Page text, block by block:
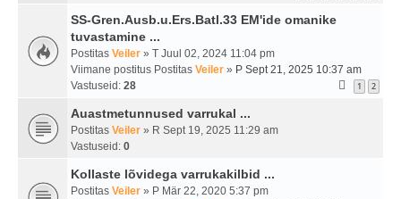
SS-Gren.Ausb.u.Ers.Batl.33 EM'ide omanike
tuvastamine ...
Postitas Veiler » T Juul 02, 2024 11:04 pm
Viimane postitus Postitas Veiler » P Sept 21, 2025 10:37 am
Vastuseid: 28 1 2
Auastmetunnused varrukal ...
Postitas Veiler » R Sept 19, 2025 11:29 am
Vastuseid: 0
Kollaste lõvidega varrukakilbid ...
Postitas Veiler » P Mär 22, 2020 5:37 pm